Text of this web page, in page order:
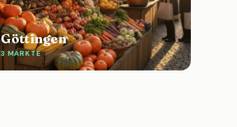
Göttingen
3 MÄRKTE